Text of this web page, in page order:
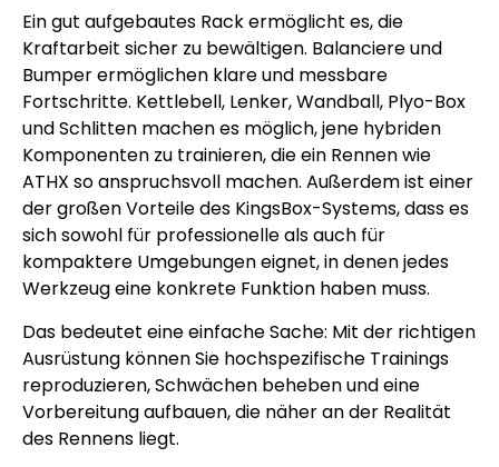
Ein gut aufgebautes Rack ermöglicht es, die
Kraftarbeit sicher zu bewältigen. Balanciere und
Bumper ermöglichen klare und messbare
Fortschritte. Kettlebell, Lenker, Wandball, Plyo-Box
und Schlitten machen es möglich, jene hybriden
Komponenten zu trainieren, die ein Rennen wie
ATHX so anspruchsvoll machen. Außerdem ist einer
der großen Vorteile des KingsBox-Systems, dass es
sich sowohl für professionelle als auch für
kompaktere Umgebungen eignet, in denen jedes
Werkzeug eine konkrete Funktion haben muss.
Das bedeutet eine einfache Sache: Mit der richtigen
Ausrüstung können Sie hochspezifische Trainings
reproduzieren, Schwächen beheben und eine
Vorbereitung aufbauen, die näher an der Realität
des Rennens liegt.